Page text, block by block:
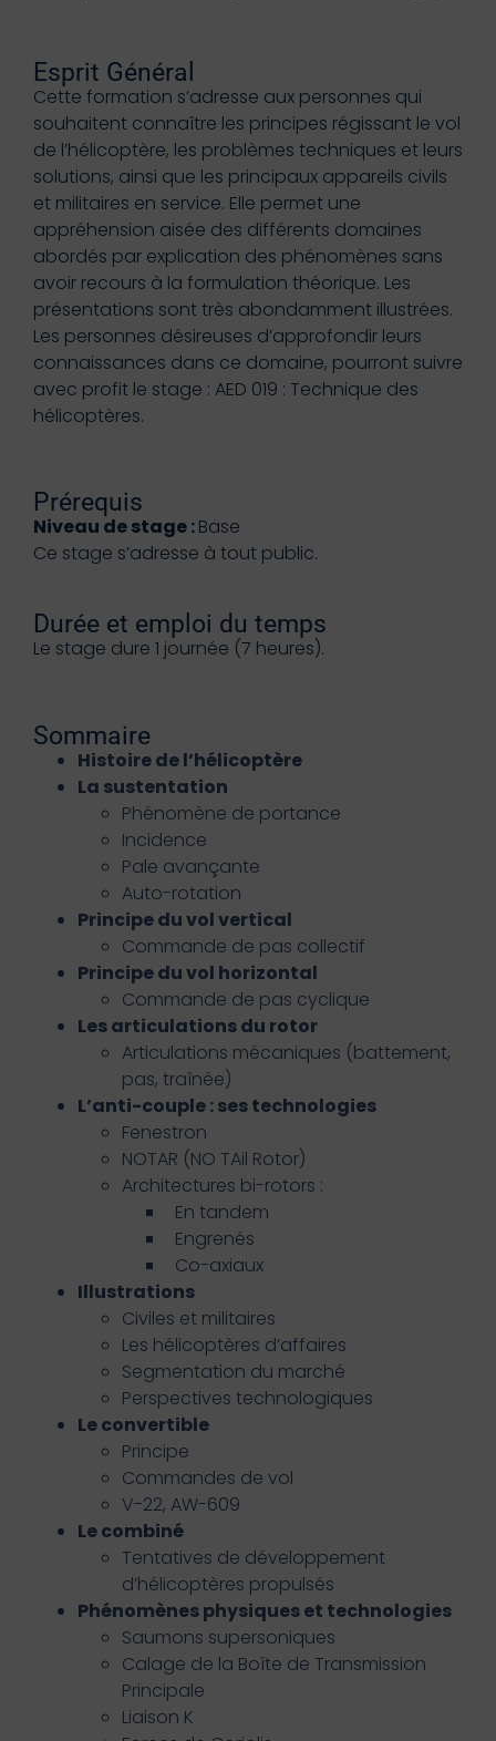
Esprit Général
Cette formation s’adresse aux personnes qui
souhaitent connaître les principes régissant le vol
de l’hélicoptère, les problèmes techniques et leurs
solutions, ainsi que les principaux appareils civils
et militaires en service. Elle permet une
appréhension aisée des différents domaines
abordés par explication des phénomènes sans
avoir recours à la formulation théorique. Les
présentations sont très abondamment illustrées.
Les personnes désireuses d’approfondir leurs
connaissances dans ce domaine, pourront suivre
avec profit le stage : AED 019 : Technique des
hélicoptères.
Prérequis
Niveau de stage :Base
Ce stage s’adresse à tout public.
Durée et emploi du temps
Le stage dure 1 journée (7 heures).
Sommaire
Histoire de l’hélicoptère
La sustentation
Phénomène de portance
Incidence
Pale avançante
Auto-rotation
Principe du vol vertical
Commande de pas collectif
Principe du vol horizontal
Commande de pas cyclique
Les articulations du rotor
Articulations mécaniques (battement,
pas, traînée)
L’anti-couple : ses technologies
Fenestron
NOTAR (NO TAil Rotor)
Architectures bi-rotors :
En tandem
Engrenés
Co-axiaux
Illustrations
Civiles et militaires
Les hélicoptères d’affaires
Segmentation du marché
Perspectives technologiques
Le convertible
Principe
Commandes de vol
V-22, AW-609
Le combiné
Tentatives de développement
d’hélicoptères propulsés
Phénomènes physiques et technologies
Saumons supersoniques
Calage de la Boîte de Transmission
Principale
Liaison K